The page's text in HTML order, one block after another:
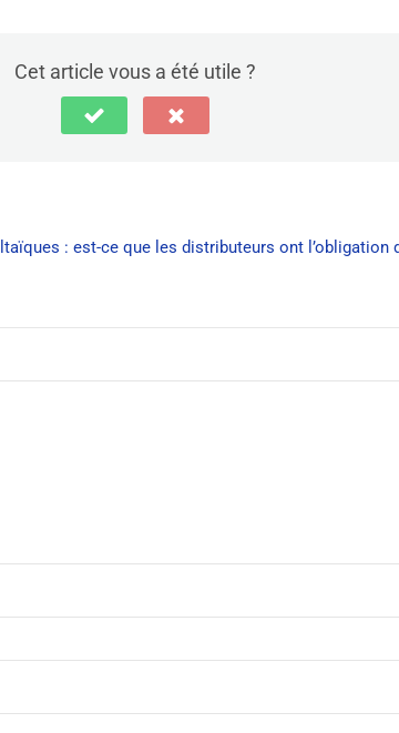
Cet article vous a été utile ?
: est-ce que les distributeurs ont l’obligation